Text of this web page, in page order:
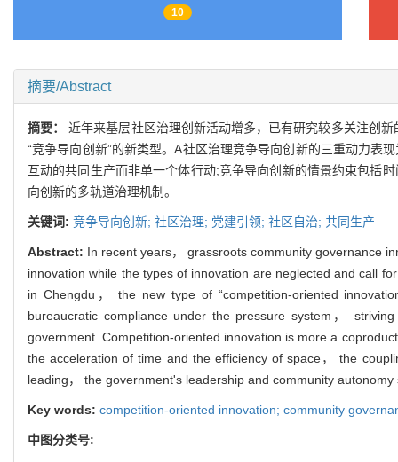
10
摘要/Abstract
摘要：近年来基层社区治理创新活动增多，已有研究较多关注创
“竞争导向创新”的新类型。A社区治理竞争导向创新的三重动力表
互动的共同生产而非单一个体行动;竞争导向创新的情景约束包括
向创新的多轨道治理机制。
关键词: 竞争导向创新; 社区治理; 党建引领; 社区自治; 共同生产
Abstract: In recent years， grassroots community governance
innovation while the types of innovation are neglected and call
in Chengdu， the new type of “competition-oriented
bureaucratic compliance under the pressure system，
government. Competition-oriented innovation is more a
the acceleration of time and the efficiency of space， the
leading， the government's leadership and community
Key words: competition-oriented innovation; community
中图分类号: